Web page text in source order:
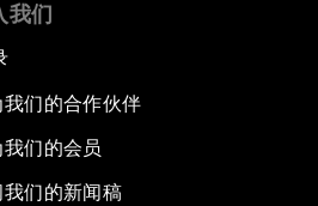
我们
我们的合作伙伴
我们的会员
我们的新闻稿